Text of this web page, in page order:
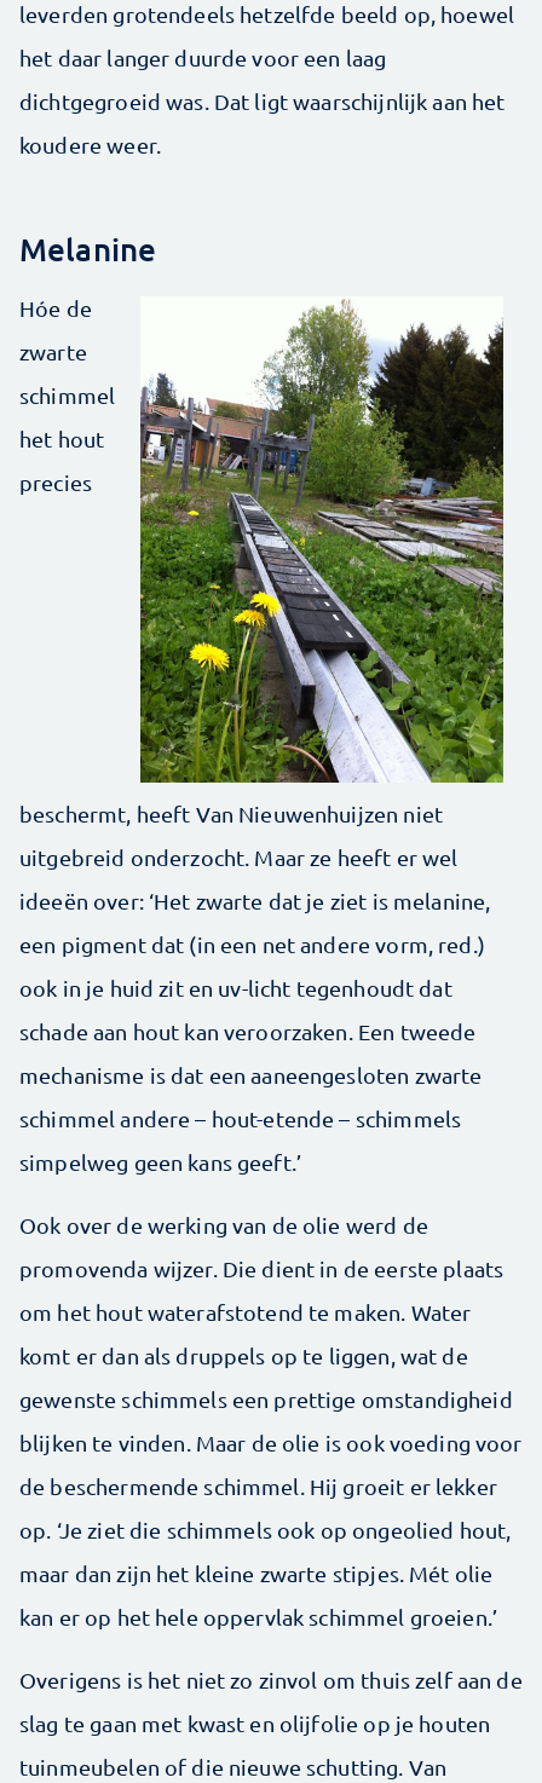
leverden grotendeels hetzelfde beeld op, hoewel
het daar langer duurde voor een laag
dichtgegroeid was. Dat ligt waarschijnlijk aan het
koudere weer.
Melanine
Hóe de
zwarte
schimmel
het hout
precies
beschermt, heeft Van Nieuwenhuijzen niet
uitgebreid onderzocht. Maar ze heeft er wel
ideeën over: ‘Het zwarte dat je ziet is melanine,
een pigment dat (in een net andere vorm, red.)
ook in je huid zit en uv-licht tegenhoudt dat
schade aan hout kan veroorzaken. Een tweede
mechanisme is dat een aaneengesloten zwarte
schimmel andere – hout-etende – schimmels
simpelweg geen kans geeft.’
Ook over de werking van de olie werd de
promovenda wijzer. Die dient in de eerste plaats
om het hout waterafstotend te maken. Water
komt er dan als druppels op te liggen, wat de
gewenste schimmels een prettige omstandigheid
blijken te vinden. Maar de olie is ook voeding voor
de beschermende schimmel. Hij groeit er lekker
op. ‘Je ziet die schimmels ook op ongeolied hout,
maar dan zijn het kleine zwarte stipjes. Mét olie
kan er op het hele oppervlak schimmel groeien.’
Overigens is het niet zo zinvol om thuis zelf aan de
slag te gaan met kwast en olijfolie op je houten
tuinmeubelen of die nieuwe schutting. Van